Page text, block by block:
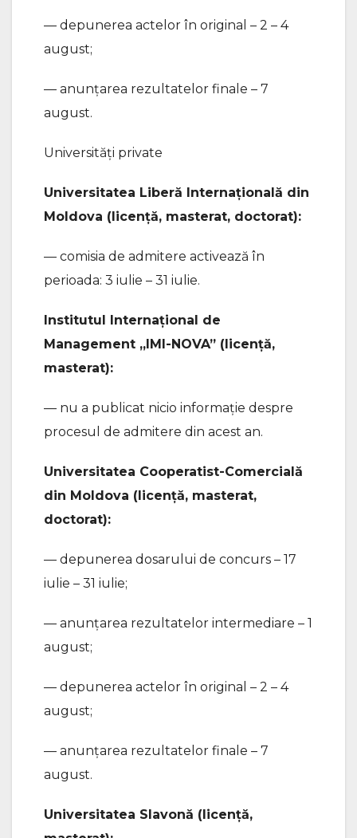
— depunerea actelor în original – 2 – 4
august;
— anunțarea rezultatelor finale – 7
august.
Universități private
Universitatea Liberă Internațională din
Moldova (licență, masterat, doctorat):
— comisia de admitere activează în
perioada: 3 iulie – 31 iulie.
Institutul Internațional de
Management „IMI-NOVA” (licență,
masterat):
— nu a publicat nicio informație despre
procesul de admitere din acest an.
Universitatea Cooperatist-Comercială
din Moldova (licență, masterat,
doctorat):
— depunerea dosarului de concurs – 17
iulie – 31 iulie;
— anunțarea rezultatelor intermediare – 1
august;
— depunerea actelor în original – 2 – 4
august;
— anunțarea rezultatelor finale – 7
august.
Universitatea Slavonă (licență,